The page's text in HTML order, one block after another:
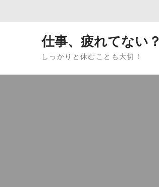
仕事、疲れてない？
しっかりと休むことも大切！